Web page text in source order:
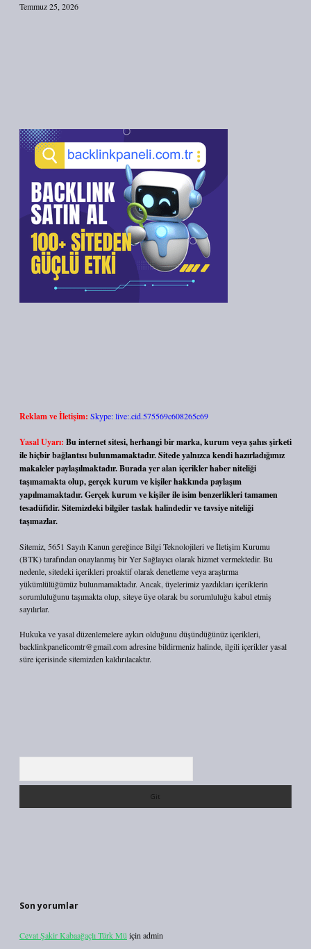
Temmuz 25, 2026
Reklam ve İletişim: Skype: live:.cid.575569c608265c69
Yasal Uyarı: Bu internet sitesi, herhangi bir marka, kurum veya şahıs şirketi
ile hiçbir bağlantısı bulunmamaktadır. Sitede yalnızca kendi hazırladığımız
makaleler paylaşılmaktadır. Burada yer alan içerikler haber niteliği
taşımamakta olup, gerçek kurum ve kişiler hakkında paylaşım
yapılmamaktadır. Gerçek kurum ve kişiler ile isim benzerlikleri tamamen
tesadüfidir. Sitemizdeki bilgiler taslak halindedir ve tavsiye niteliği
taşımazlar.
Sitemiz, 5651 Sayılı Kanun gereğince Bilgi Teknolojileri ve İletişim Kurumu
(BTK) tarafından onaylanmış bir Yer Sağlayıcı olarak hizmet vermektedir. Bu
nedenle, sitedeki içerikleri proaktif olarak denetleme veya araştırma
yükümlülüğümüz bulunmamaktadır. Ancak, üyelerimiz yazdıkları içeriklerin
sorumluluğunu taşımakta olup, siteye üye olarak bu sorumluluğu kabul etmiş
sayılırlar.
Hukuka ve yasal düzenlemelere aykırı olduğunu düşündüğünüz içerikleri,
backlinkpanelicomtr@gmail.comadresine bildirmeniz halinde, ilgili içerikler yasal
süre içerisinde sitemizden kaldırılacaktır.
Son yorumlar
Cevat Şakir Kabaağaçlı Türk Mü için admin